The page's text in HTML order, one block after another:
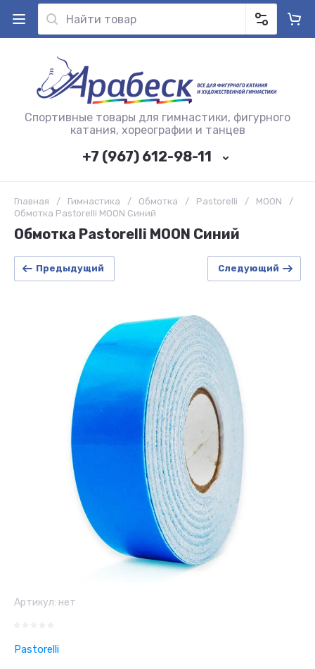
Спортивные товары для гимнастики, фигурного
катания, хореографии и танцев
+7 (967) 612-98-11
Главная / Гимнастика / Обмотка / Pastorelli / MOON
/
Обмотка Pastorelli MOON Синий
Обмотка Pastorelli MOON Синий
Предыдущий Следующий
Артикул: нет
Pastorelli